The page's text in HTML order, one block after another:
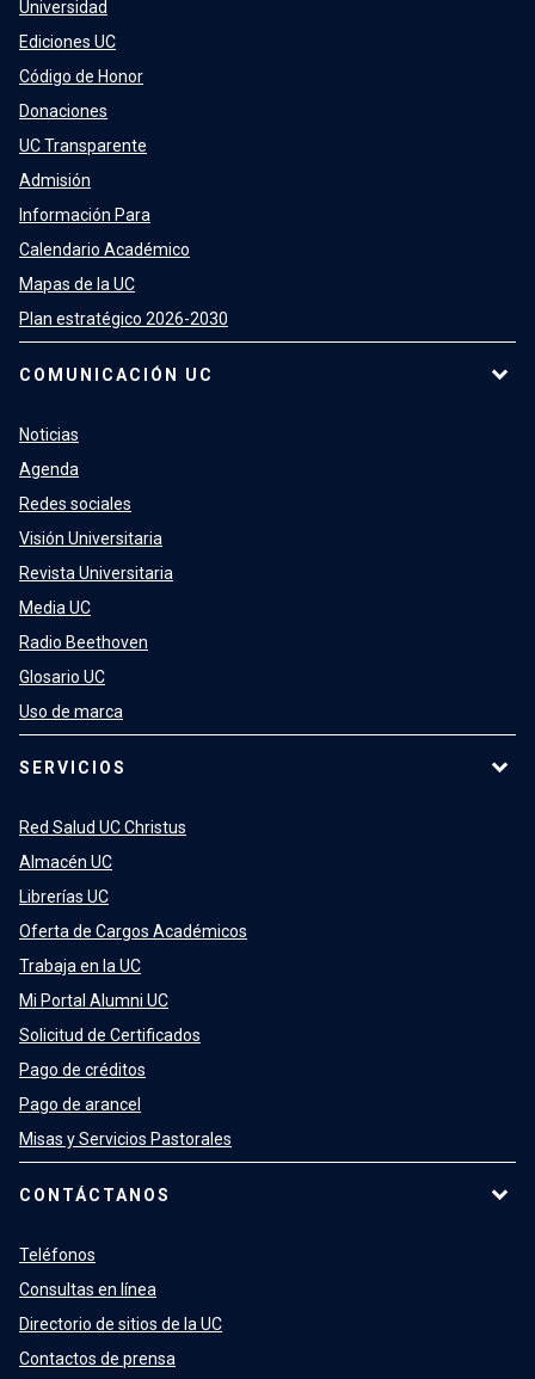
Universidad
Ediciones UC
Código de Honor
Donaciones
UC Transparente
Admisión
Información Para
Calendario Académico
Mapas de la UC
Plan estratégico 2026-2030
COMUNICACIÓN UC
Noticias
Agenda
Redes sociales
Visión Universitaria
Revista Universitaria
Media UC
Radio Beethoven
Glosario UC
Uso de marca
SERVICIOS
Red Salud UC Christus
Almacén UC
Librerías UC
Oferta de Cargos Académicos
Trabaja en la UC
Mi Portal Alumni UC
Solicitud de Certificados
Pago de créditos
Pago de arancel
Misas y Servicios Pastorales
CONTÁCTANOS
Teléfonos
Consultas en línea
Directorio de sitios de la UC
Contactos de prensa